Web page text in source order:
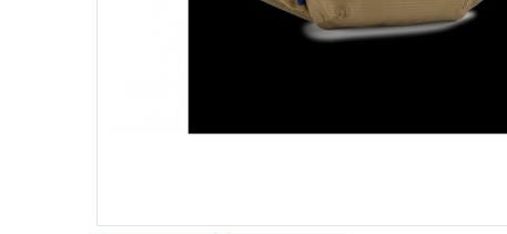
MAGLIE A M. CORTE
MAGLIE SMANICATE